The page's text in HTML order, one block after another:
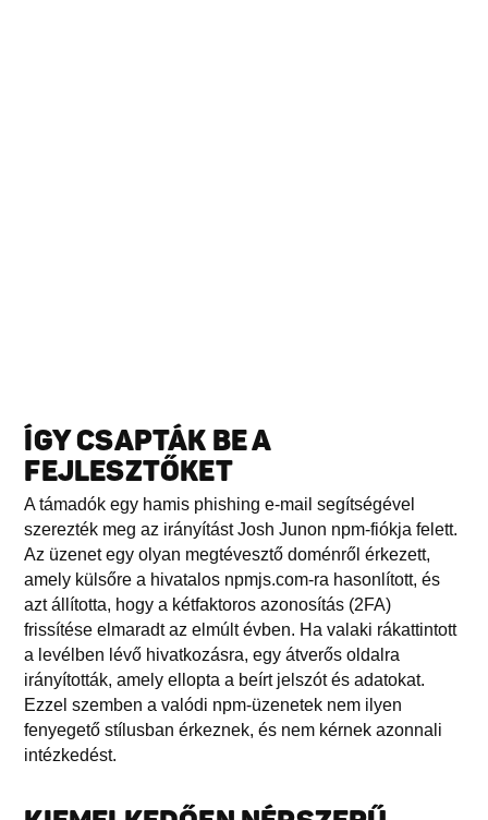
ÍGY CSAPTÁK BE A
FEJLESZTŐKET
A támadók egy hamis phishing e-mail segítségével
szerezték meg az irányítást Josh Junon npm-fiókja felett.
Az üzenet egy olyan megtévesztő doménről érkezett,
amely külsőre a hivatalos npmjs.com-ra hasonlított, és
azt állította, hogy a kétfaktoros azonosítás (2FA)
frissítése elmaradt az elmúlt évben. Ha valaki rákattintott
a levélben lévő hivatkozásra, egy átverős oldalra
irányították, amely ellopta a beírt jelszót és adatokat.
Ezzel szemben a valódi npm-üzenetek nem ilyen
fenyegető stílusban érkeznek, és nem kérnek azonnali
intézkedést.